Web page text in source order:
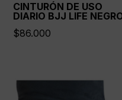
CINTURÓN DE USO
DIARIO BJJ LIFE
$86.000